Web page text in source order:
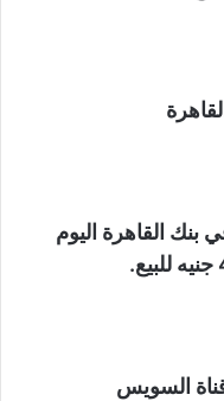
بنك القاهرة اليوم
السويس